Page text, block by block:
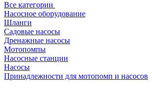
Все категории
Насосное оборудование
Шланги
Садовые насосы
Дренажные насосы
Мотопомпы
Насосные станции
Насосы
Принадлежности для мотопомп и насосов